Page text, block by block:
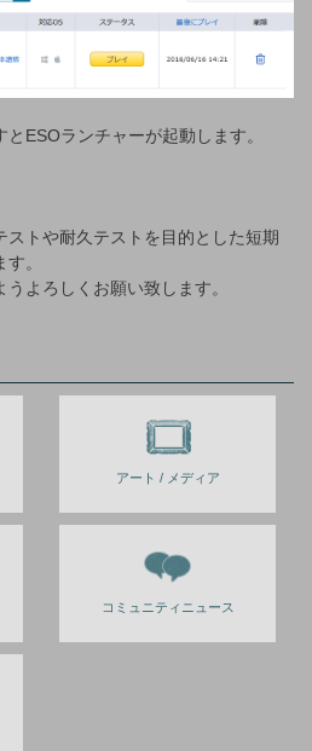
ESOランチャーが起動します。
ストや耐久テストを目的とした短期
。
よろしくお願い致します。
アート / メディア
コミュニティニュース